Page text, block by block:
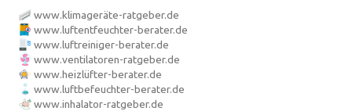
www.klimageräte-ratgeber.de
www.luftentfeuchter-berater.de
www.luftreiniger-berater.de
www.ventilatoren-ratgeber.de
www.heizlüfter-berater.de
www.luftbefeuchter-berater.de
www.inhalator-ratgeber.de